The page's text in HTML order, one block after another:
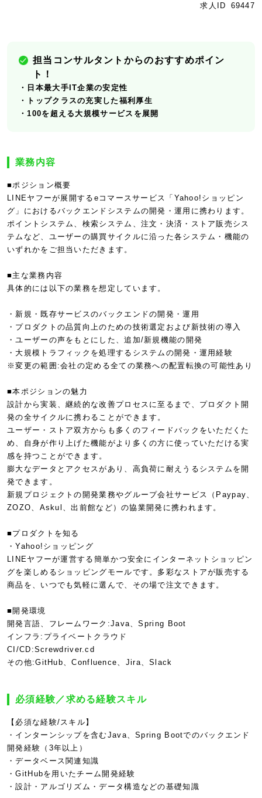
求人ID 69447
担当コンサルタントからのおすすめポイン
ト！
・日本最大手IT企業の安定性
・トップクラスの充実した福利厚生
・100を超える大規模サービスを展開
業務内容
■ポジション概要
LINEヤフーが展開するeコマースサービス「Yahoo!ショッピン
グ」におけるバックエンドシステムの開発・運用に携わります。
ポイントシステム、検索システム、注文・決済・ストア販売シス
テムなど、ユーザーの購買サイクルに沿った各システム・機能の
いずれかをご担当いただきます。
■主な業務内容
具体的には以下の業務を想定しています。
・新規・既存サービスのバックエンドの開発・運用
・プロダクトの品質向上のための技術選定および新技術の導入
・ユーザーの声をもとにした、追加/新規機能の開発
・大規模トラフィックを処理するシステムの開発・運用経験
※変更の範囲:会社の定める全ての業務への配置転換の可能性あり
■本ポジションの魅力
設計から実装、継続的な改善プロセスに至るまで、プロダクト開
発の全サイクルに携わることができます。
ユーザー・ストア双方からも多くのフィードバックをいただくた
め、自身が作り上げた機能がより多くの方に使っていただける実
感を持つことができます。
膨大なデータとアクセスがあり、高負荷に耐えうるシステムを開
発できます。
新規プロジェクトの開発業務やグループ会社サービス（Paypay、
ZOZO、Askul、出前館など）の協業開発に携われます。
■プロダクトを知る
・Yahoo!ショッピング
LINEヤフーが運営する簡単かつ安全にインターネットショッピン
グを楽しめるショッピングモールです。多彩なストアが販売する
商品を、いつでも気軽に選んで、その場で注文できます。
■開発環境
開発言語、フレームワーク:Java、Spring Boot
インフラ:プライベートクラウド
CI/CD:Screwdriver.cd
その他:GitHub、Confluence、Jira、Slack
必須経験／求める経験スキル
【必須な経験/スキル】
・インターンシップを含むJava、Spring Bootでのバックエンド
開発経験（3年以上）
・データベース関連知識
・GitHubを用いたチーム開発経験
・設計・アルゴリズム・データ構造などの基礎知識